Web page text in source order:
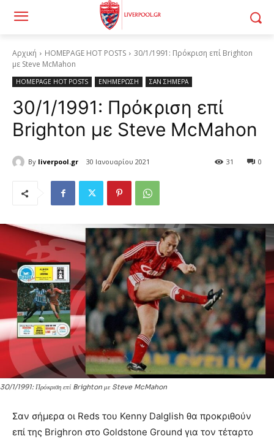
Αρχική HOMEPAGE HOT POSTS
30/1/1991: Πρόκριση επί Brighton
με Steve McMahon
HOMEPAGE HOT POSTS ΕΝΗΜΕΡΩΣΗ ΣΑΝ ΣΗΜΕΡΑ
30/1/1991: Πρόκριση επί
Brighton με Steve McMahon
By liverpool.gr 30 Ιανουαρίου 2021 0
31
30/1/1991: Πρόκριση επί Brighton με Steve McMahon
Σαν σήμερα οι Reds του Kenny Dalglish θα προκριθούν
επί της Brighron στο Goldstone Ground για τον τέταρτο